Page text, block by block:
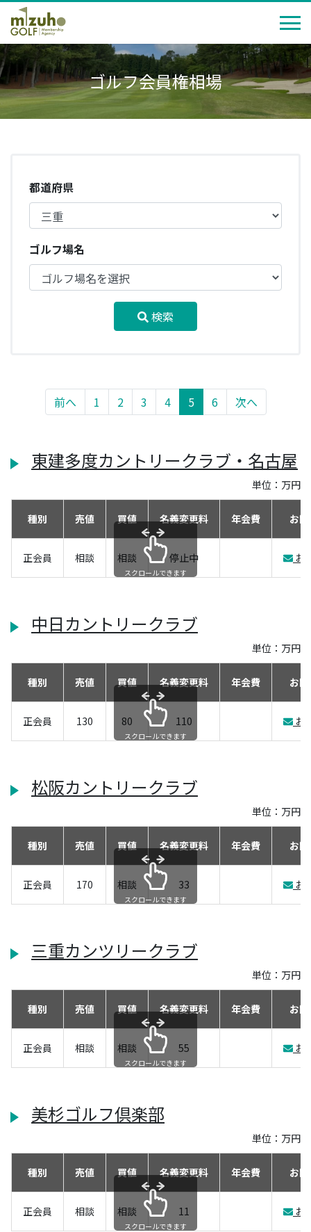
ゴルフ会員権相場
都道府県
ゴルフ場名
検索
前へ 1 2 3 4 5 6 次へ
東建多度カントリークラブ・名古屋
単位：万円
種別 売値 買値 名義変更料 年会費 お
正会員 相談 相談 停止中 お
スクロールできます
中日カントリークラブ
単位：万円
種別 売値 買値 名義変更料 年会費 お
正会員 130 80 110 お
スクロールできます
松阪カントリークラブ
単位：万円
種別 売値 買値 名義変更料 年会費 お
正会員 170 相談 33 お
スクロールできます
三重カンツリークラブ
単位：万円
種別 売値 買値 名義変更料 年会費 お
正会員 相談 相談 55 お
スクロールできます
美杉ゴルフ倶楽部
単位：万円
種別 売値 買値 名義変更料 年会費 お
正会員 相談 相談 11 お
スクロールできます